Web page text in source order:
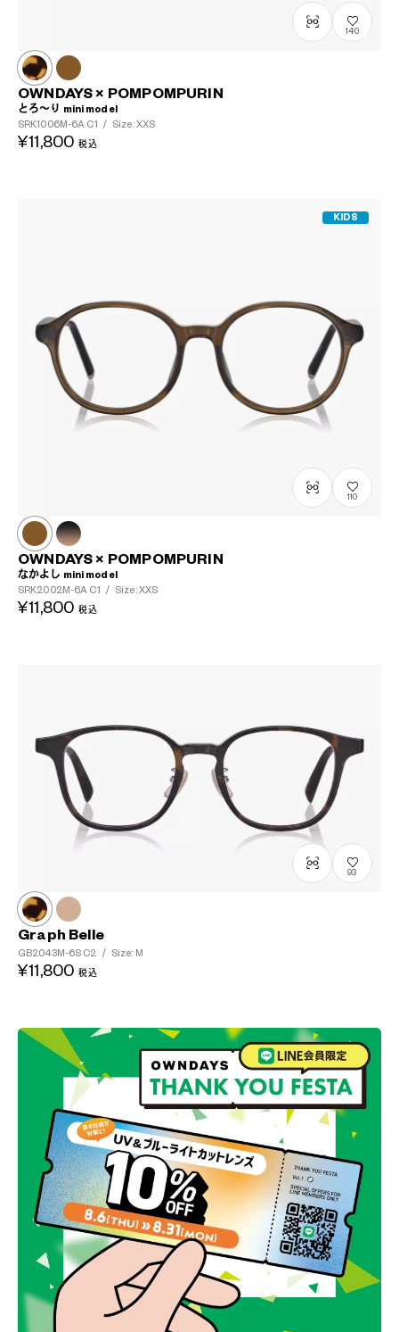
140
OWNDAYS × POMPOMPURIN
とろ～り mini model
SRK1006M-6A C1 / Size: XXS
¥11,800 税込
KIDS
110
OWNDAYS × POMPOMPURIN
なかよし mini model
SRK2002M-6A C1 / Size: XXS
¥11,800 税込
93
Graph Belle
GB2043M-6S C2 / Size: M
¥11,800 税込